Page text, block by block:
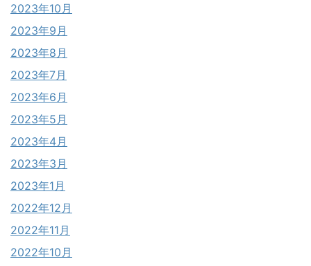
2023年10月
2023年9月
2023年8月
2023年7月
2023年6月
2023年5月
2023年4月
2023年3月
2023年1月
2022年12月
2022年11月
2022年10月